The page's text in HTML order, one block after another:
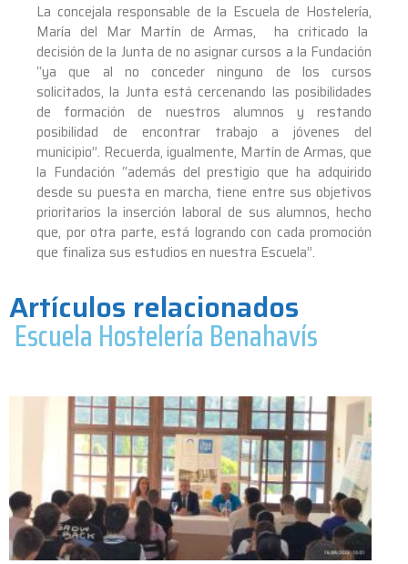
La concejala responsable de la Escuela de Hostelería,
María del Mar Martín de Armas, ha criticado la
decisión de la Junta de no asignar cursos a la Fundación
“ya que al no conceder ninguno de los cursos
solicitados, la Junta está cercenando las posibilidades
de formación de nuestros alumnos y restando
posibilidad de encontrar trabajo a jóvenes del
municipio”. Recuerda, igualmente, Martín de Armas, que
la Fundación “además del prestigio que ha adquirido
desde su puesta en marcha, tiene entre sus objetivos
prioritarios la inserción laboral de sus alumnos, hecho
que, por otra parte, está logrando con cada promoción
que finaliza sus estudios en nuestra Escuela”.
Artículos relacionados
Escuela Hostelería Benahavís